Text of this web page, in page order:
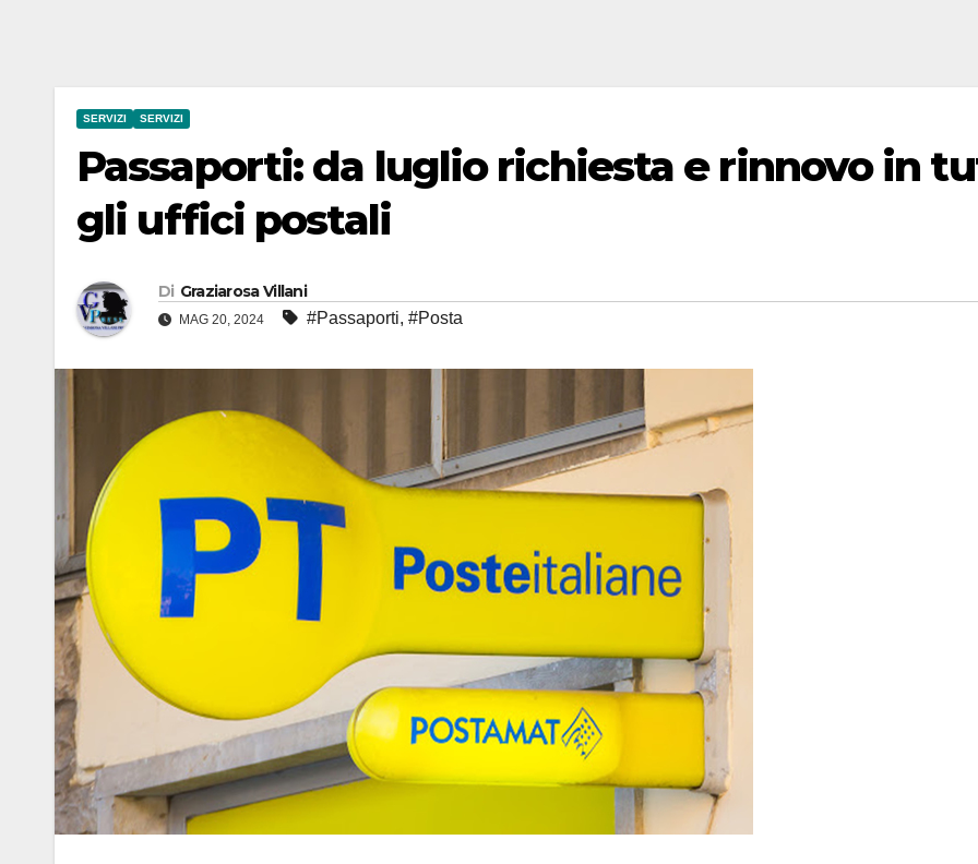
SERVIZI SERVIZI
Passaporti: da luglio richiesta e rinnovo in
gli uffici postali
Di Graziarosa Villani
MAG 20, 2024 #Passaporti, #Posta